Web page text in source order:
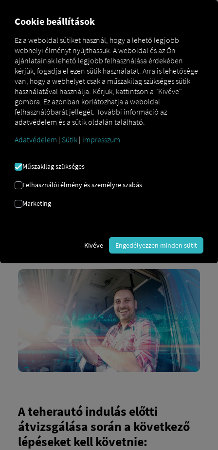
Glossar
Gesetzliche Fahrzeugprüfung: Abfahrtskontrolle
erklärt
INDULÁS ELŐTTI
ELLENŐRZÉS
Az indulás előtti ellenőrzés
utazás megkezdése előtt elvégzett, törvényileg
alkalmasság és a működésre való felkészültség
azonosításában, és elkerüli a baleseteket vagy
A teherautó indulás előtti
átvizsgálása során a következő
lépéseket kell követnie:
Cookie beállítások
Ez a weboldal sütiket használ, hogy a lehető legjobb
webhelyi élményt nyújthassuk. A weboldal és az Ön
ajánlatainak lehető legjobb felhasználása érdekében
kérjük, fogadja el ezen sütik használatát. Arra is lehetősége
van, hogy a webhelyet csak a műszakilag szükséges sütik
használatával használja. Kérjük, kattintson a "Kivéve"
gombra. Ez azonban korlátozhatja a weboldal
felhasználóbarát jellegét. További információ az
adatvédelem és a sütik oldalán található.
Adatvédelem | Sütik | Impresszum
Műszakilag szükséges
Felhasználói élmény és személyre szabás
Marketing
Kivéve Engedélyezzen minden sütit